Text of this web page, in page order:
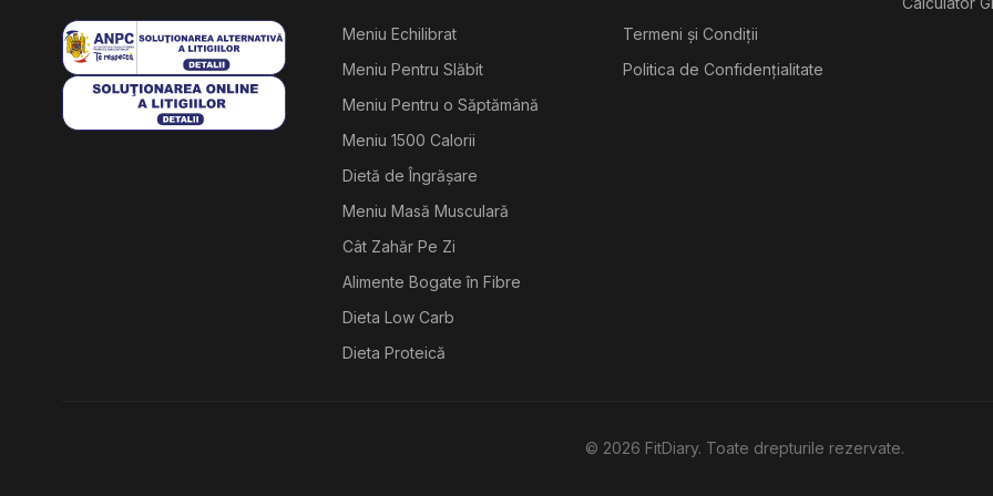
Meniu Echilibrat
Meniu Pentru Slăbit
Meniu Pentru o Săptămână
Meniu 1500 Calorii
Dietă de Îngrășare
Meniu Masă Musculară
Cât Zahăr Pe Zi
Alimente Bogate în Fibre
Dieta Low Carb
Dieta Proteică
Termeni și Condiții
Politica de Confidențialitate
© 2026 FitDiary. Toate drepturile rezervate.